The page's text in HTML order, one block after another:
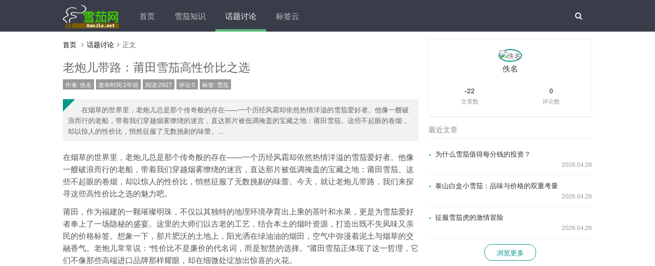
首页 雪茄知识 话题讨论 标签云
首页 话题讨论 正文
老炮儿带路：莆田雪茄高性价比之选
作者:佚名 发布时间:2年前 阅读:2927 评论:0 标签: 雪茄
在烟草的世界里，老炮儿总是那个传奇般的存在——一个历经风霜却依然热情洋溢的雪茄爱好者。他像一艘破
浪而行的老船，带着我们穿越烟雾缭绕的迷宫，直达那片被低调掩盖的宝藏之地：莆田雪茄。这些不起眼的卷烟，
却以惊人的性价比，悄然征服了无数挑剔的味蕾。...
在烟草的世界里，老炮儿总是那个传奇般的存在——一个历经风霜却依然热情洋溢的雪茄爱好者。他像
一艘破浪而行的老船，带着我们穿越烟雾缭绕的迷宫，直达那片被低调掩盖的宝藏之地：莆田雪茄。这
些不起眼的卷烟，却以惊人的性价比，悄然征服了无数挑剔的味蕾。今天，就让老炮儿带路，我们来探
寻这些高性价比之选的魅力吧。
莆田，作为福建的一颗璀璨明珠，不仅以其独特的地理环境孕育出上乘的茶叶和水果，更是为雪茄爱好
者奉上了一场隐秘的盛宴。这里的大师们以古老的工艺，结合本土的烟叶资源，打造出既不失风味又亲
民的价格标签。想象一下，那片肥沃的土地上，阳光洒在绿油油的烟田，空气中弥漫着泥土与烟草的交
融香气。老炮儿常常说：“性价比不是廉价的代名词，而是智慧的选择。”莆田雪茄正体现了这一哲理，它
们不像那些高端进口品牌那样耀眼，却在细微处绽放出惊喜的火花。
佚名
-22
文章数
0
评论数
最近文章
为什么雪茄值得每分钱的投资？
2026.04.26
泰山白盒小雪茄：品味与价格的双重考量
2026.04.26
征服雪茄虎的激情冒险
2026.04.26
浏览更多